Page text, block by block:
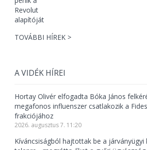
TOVÁBBI HÍREK >
A VIDÉK HÍREI
Hortay Olivér elfogadta Bóka János
megafonos influenszer csatlakozik a
frakciójához
2026. augusztus 7. 11:20
Kíváncsiságból hajtottak be a